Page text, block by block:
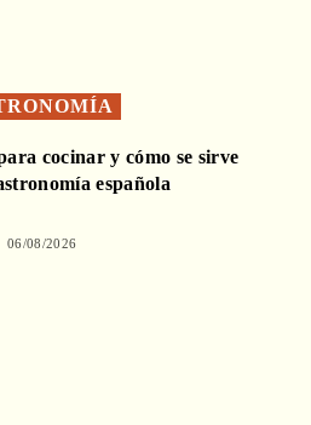
cocinar y cómo se sirve
española
06/08/2026